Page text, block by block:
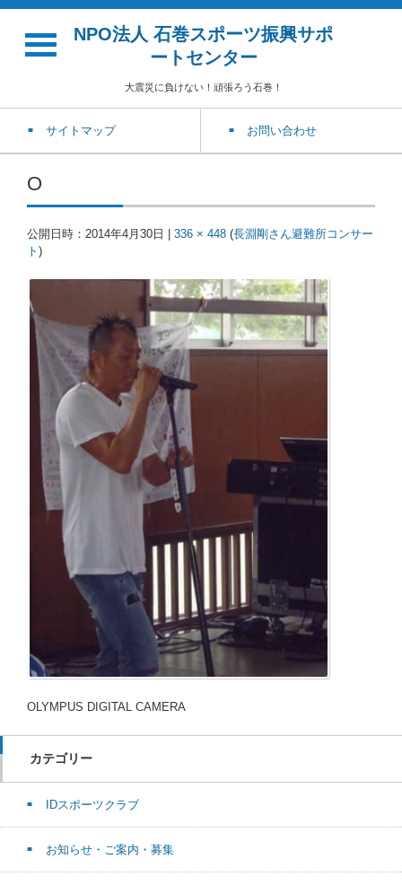
NPO法人 石巻スポーツ振興サポ
ートセンター
大震災に負けない！頑張ろう石巻！
サイトマップ お問い合わせ
O
公開日時： 2014年4月30日 336 × 448 (長淵剛さん避難所コンサー
ト )
OLYMPUS DIGITAL CAMERA
カテゴリー
IDスポーツクラブ
お知らせ・ご案内・募集